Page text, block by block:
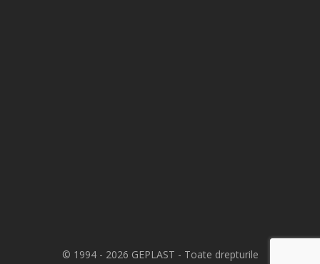
© 1994 - 2026 GEPLAST - Toate drepturile